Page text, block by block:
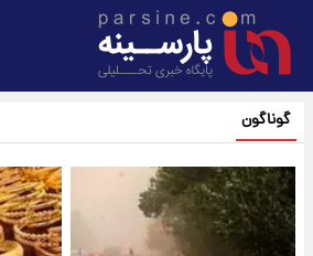
گوناگون